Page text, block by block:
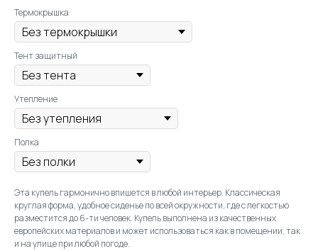
Термокрышка
Тент защитный
Утепление
Полка
Эта купель гармонично впишется в любой интерьер. Классическая
круглая форма, удобное сиденье по всей окружности, где с легкостью
разместится до 6-ти человек. Купель выполнена из качественных
европейских материалов и может использоваться как в помещении, так
и на улице при любой погоде.